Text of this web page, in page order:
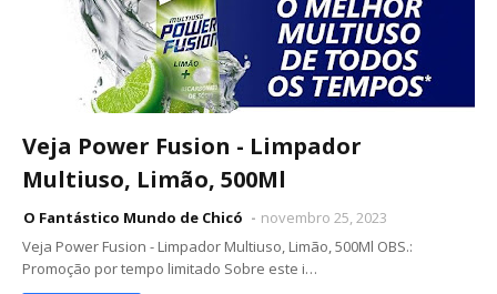
Veja Power Fusion - Limpador
Multiuso, Limão, 500Ml
O Fantástico Mundo de Chicó
novembro 25, 2023
Veja Power Fusion - Limpador Multiuso, Limão, 500Ml OBS.:
Promoção por tempo limitado Sobre este i…